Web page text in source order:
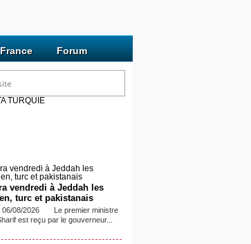
Forum
vendredi à Jeddah les
turc et pakistanais
06/08/2026 Le premier ministre
est reçu par le gouverneur...